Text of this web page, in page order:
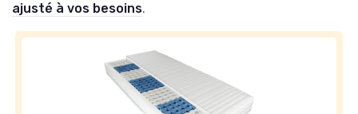
ajusté à vos besoins.